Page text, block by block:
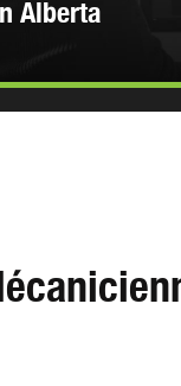
Alberta